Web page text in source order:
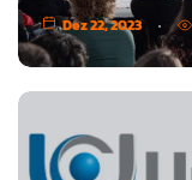
Dez 22, 2023